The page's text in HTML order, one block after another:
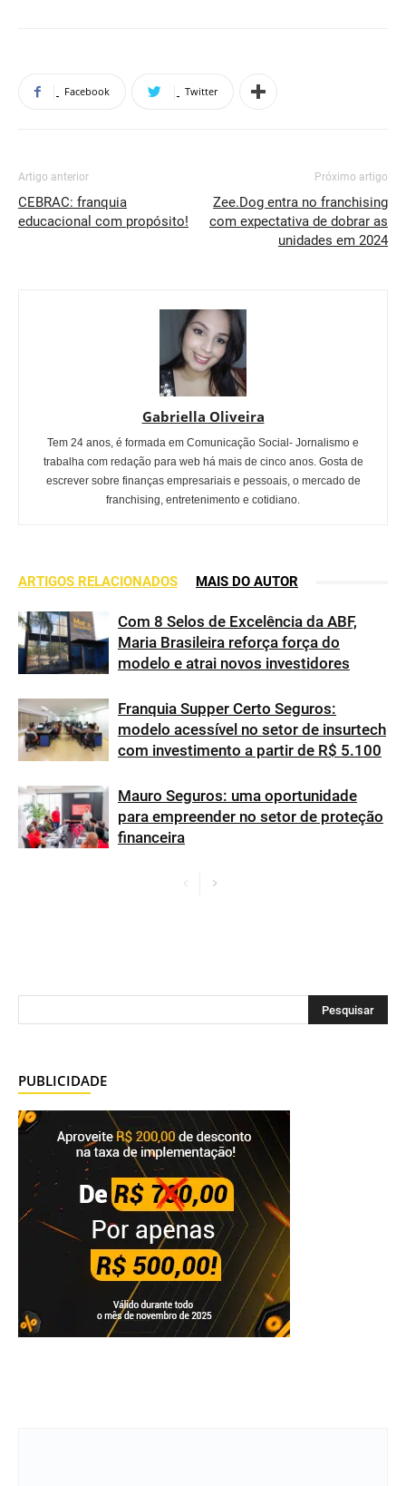
Facebook Twitter
Artigo anterior
CEBRAC: franquia
educacional com propósito!
Próximo artigo
Zee.Dog entra no franchising
com expectativa de dobrar as
unidades em 2024
Gabriella Oliveira
Tem 24 anos, é formada em Comunicação Social- Jornalismo e
trabalha com redação para web há mais de cinco anos. Gosta de
escrever sobre finanças empresariais e pessoais, o mercado de
franchising, entretenimento e cotidiano.
ARTIGOS RELACIONADOS MAIS DO AUTOR
Com 8 Selos de Excelência da ABF,
Maria Brasileira reforça força do
modelo e atrai novos investidores
Franquia Supper Certo Seguros:
modelo acessível no setor de insurtech
com investimento a partir de R$ 5.100
Mauro Seguros: uma oportunidade
para empreender no setor de proteção
financeira
PUBLICIDADE